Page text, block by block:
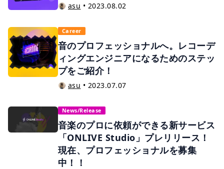
asu • 2023.08.02
Career
音のプロフェッショナルへ。レコーデ
ィングエンジニアになるためのステッ
プをご紹介！
asu • 2023.07.07
News/Release
音楽のプロに依頼ができる新サービス
「ONLIVE Studio」プレリリース！
現在、プロフェッショナルを募集
中！！